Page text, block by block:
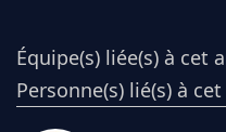
Équipe(s) liée(s) à cet
Personne(s) lié(s) à